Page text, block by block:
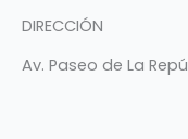
DIRECCIÓN
Av. Paseo de La